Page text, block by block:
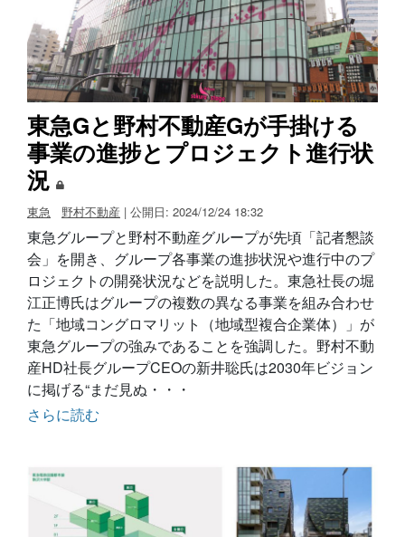
東急Gと野村不動産Gが手掛ける
事業の進捗とプロジェクト進行状
況
東急 野村不動産 | 公開日: 2024/12/24 18:32
東急グループと野村不動産グループが先頃「記者懇談
会」を開き、グループ各事業の進捗状況や進行中のプ
ロジェクトの開発状況などを説明した。東急社長の堀
江正博氏はグループの複数の異なる事業を組み合わせ
た「地域コングロマリット（地域型複合企業体）」が
東急グループの強みであることを強調した。野村不動
産HD社長グループCEOの新井聡氏は2030年ビジョン
に掲げる“まだ見ぬ・・・
さらに読む